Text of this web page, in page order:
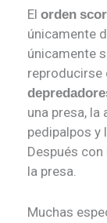
El orden
únicamente
únicamente
reproducirse
una presa,
pedipalpos y
Después
la presa.
Muchas